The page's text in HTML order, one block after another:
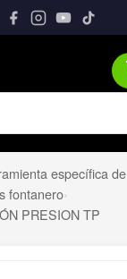
específica
fontanero›
PRESION TP